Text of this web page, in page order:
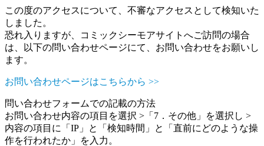
この度のアクセスについて、不審なアクセスとして検知いた
しました。
恐れ入りますが、コミックシーモアサイトへご訪問の場合
は、以下の問い合わせページにて、お問い合わせをお願いし
ます。
お問い合わせページはこちらから >>
問い合わせフォームでの記載の方法
お問い合わせ内容の項目を選択 >「7．その他」を選択し >
内容の項目に「IP」と「検知時間」と「直前にどのような操
作を行われたか」を入力。